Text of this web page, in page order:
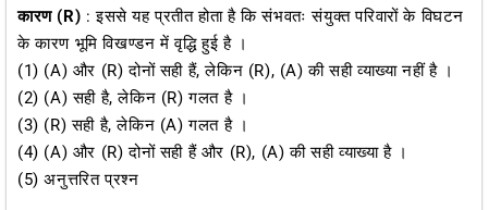
कारण (R) : इससे यह प्रतीत होता है कि संभवतः संयुक्त परिवारों के विघटन
के कारण भूमि विखण्डन में वृद्धि हुई है ।
(1) (A) और (R) दोनों सही हैं, लेकिन (R), (A) की सही व्याख्या नहीं है ।
(2) (A) सही है, लेकिन (R) गलत है ।
(3) (R) सही है, लेकिन (A) गलत है ।
(4) (A) और (R) दोनों सही हैं और (R), (A) की सही व्याख्या है ।
(5) अनुत्तरित प्रश्न